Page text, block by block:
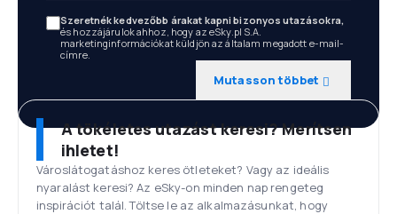
Szeretnék kedvezőbb árakat kapni bizonyos utazásokra,
és hozzájárulok ahhoz, hogy az eSky.pl S.A.
marketinginformációkat küldjön az általam megadott e-mail-
címre.
Mutasson többet
A tökéletes utazást keresi? Merítsen
ihletet!
Városlátogatáshoz keres ötleteket? Vagy az ideális
nyaralást keresi? Az eSky-on minden nap rengeteg
inspirációt talál. Töltse le az alkalmazásunkat, hogy